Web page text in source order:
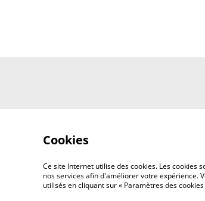
©2026 AB38
Cookies
Ce site Internet utilise des cookies. Les cookies
nos services afin d'améliorer votre expérience.
utilisés en cliquant sur « Paramètres des